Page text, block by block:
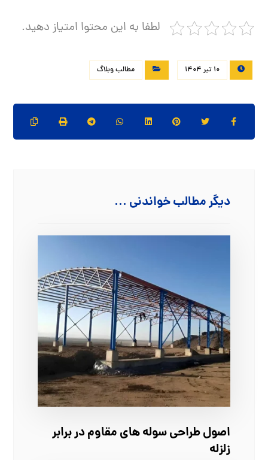
لطفا به این محتوا امتیاز دهید.
10 تیر 1404 مطالب وبلاگ
دیگر مطالب خواندنی ...
اصول طراحی سوله‌ های مقاوم در برابر
زلزله